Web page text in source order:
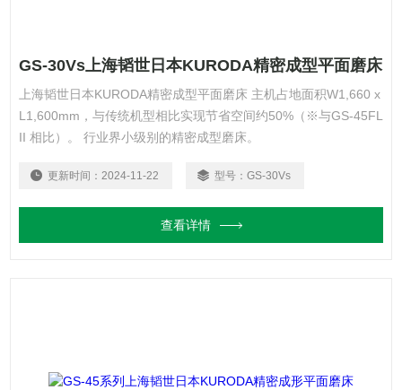
GS-30Vs上海韬世日本KURODA精密成型平面磨床
上海韬世日本KURODA精密成型平面磨床 主机占地面积W1,660 x
L1,600mm，与传统机型相比实现节省空间约50%（※与GS-45FL
II 相比）。 行业界小级别的精密成型磨床。
更新时间： 2024-11-22 型号： GS-30Vs
查看详情